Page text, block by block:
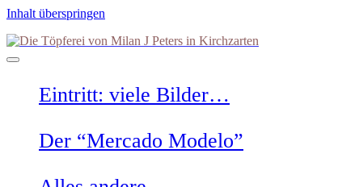
Inhalt überspringen
Die
Töpferei
Kirchzarten
Eintritt: viele Bilder…
Der “Mercado Modelo”